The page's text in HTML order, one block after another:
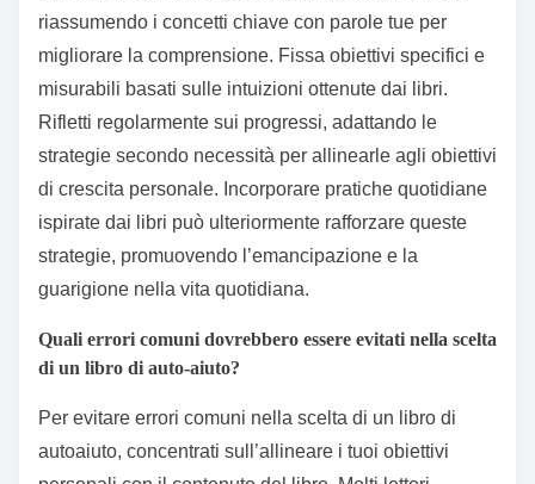
Come possono i lettori implementare efficacemente le
strategie di questi libri?
strategie dei libri di auto-aiuto per donne
impegnandosi attivamente con il materiale, fissando
obiettivi chiari e praticando l’auto-riflessione. Inizia
riassumendo i concetti chiave con parole tue per
migliorare la comprensione. Fissa obiettivi specifici e
misurabili basati sulle intuizioni ottenute dai libri.
Rifletti regolarmente sui progressi, adattando le
strategie secondo necessità per allinearle agli obiettivi
di crescita personale. Incorporare pratiche quotidiane
ispirate dai libri può ulteriormente rafforzare queste
strategie, promuovendo l’emancipazione e la